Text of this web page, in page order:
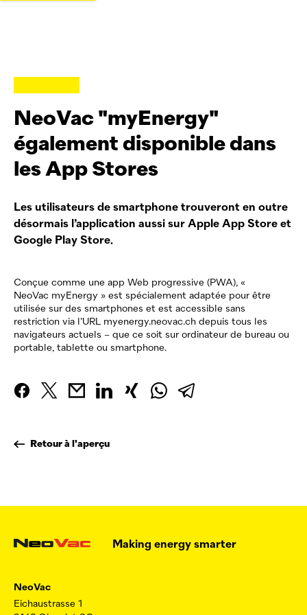
NeoVac "myEnergy"
également disponible dans
les App Stores
Les utilisateurs de smartphone trouveront en outre
désormais l’application aussi sur Apple App Store et
Google Play Store.
Conçue comme une app Web progressive (PWA), «
NeoVac myEnergy » est spécialement adaptée pour être
utilisée sur des smartphones et est accessible sans
restriction via l’URL myenergy.neovac.ch depuis tous les
navigateurs actuels – que ce soit sur ordinateur de bureau ou
portable, tablette ou smartphone.
Retour à l'aperçu
Making energy smarter
NeoVac
Eichaustrasse 1